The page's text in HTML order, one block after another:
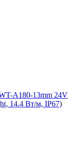
A180-13mm 24V
14.4 Вт/м, IP67)